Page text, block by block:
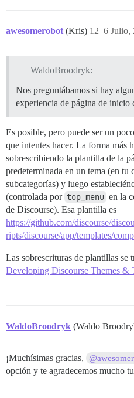
awesomerobot (Kris) 6 Julio,
12
WaldoBroodryk:
Nos preguntábamos si hay
experiencia de página de inicio
Es posible, pero puede ser un
que intentes hacer. La forma más
sobrescribiendo la plantilla de la
predeterminada en un tema (en tu
subcategorías) y luego
(controlada por top_menu en la
de Discourse). Esa plantilla es
https://github.com/discourse/
ripts/discourse/app/templates/
Las sobrescrituras de plantillas se
Developing Discourse Themes &
WaldoBroodryk (Waldo
¡Muchísimas gracias,
opción y te agradecemos mucho